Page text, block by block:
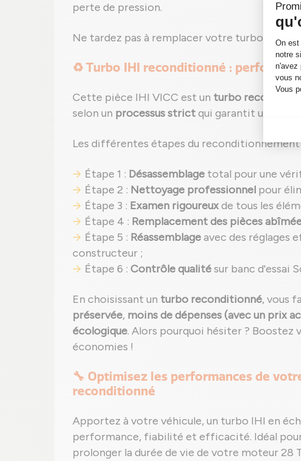
perte de pression.
Ne tardez pas à remplacer votre turbo VICC
♻️ Turbo IHI reconditionné :
Cette pièce IHI VICC est un turbo
selon un processus strictqui garantit une
Les différentes étapes du
Étape 1 : Désassemblage total pour une
Étape 2 : Nettoyage professionnel pour
Étape 3 : Examen rigoureuxde tous les
Étape 4 : Remplacement des pièces
Étape 5 : Réassemblageavec des réglages
constructeur ;
Étape 6 : Contrôle qualitésur banc d'essai
En choisissant un turbo reconditionné, vous
préservée, moins de dépenses (avec un prix
écologique. Alors pourquoi hésiter ?
économies !
🔧 Optimisez les performances de
reconditionné
Apportez à votre véhicule, un turbo IHI en
performance, fiabilité et efficacité. Idéal
prolonger la durée de vie de votre moteur 28